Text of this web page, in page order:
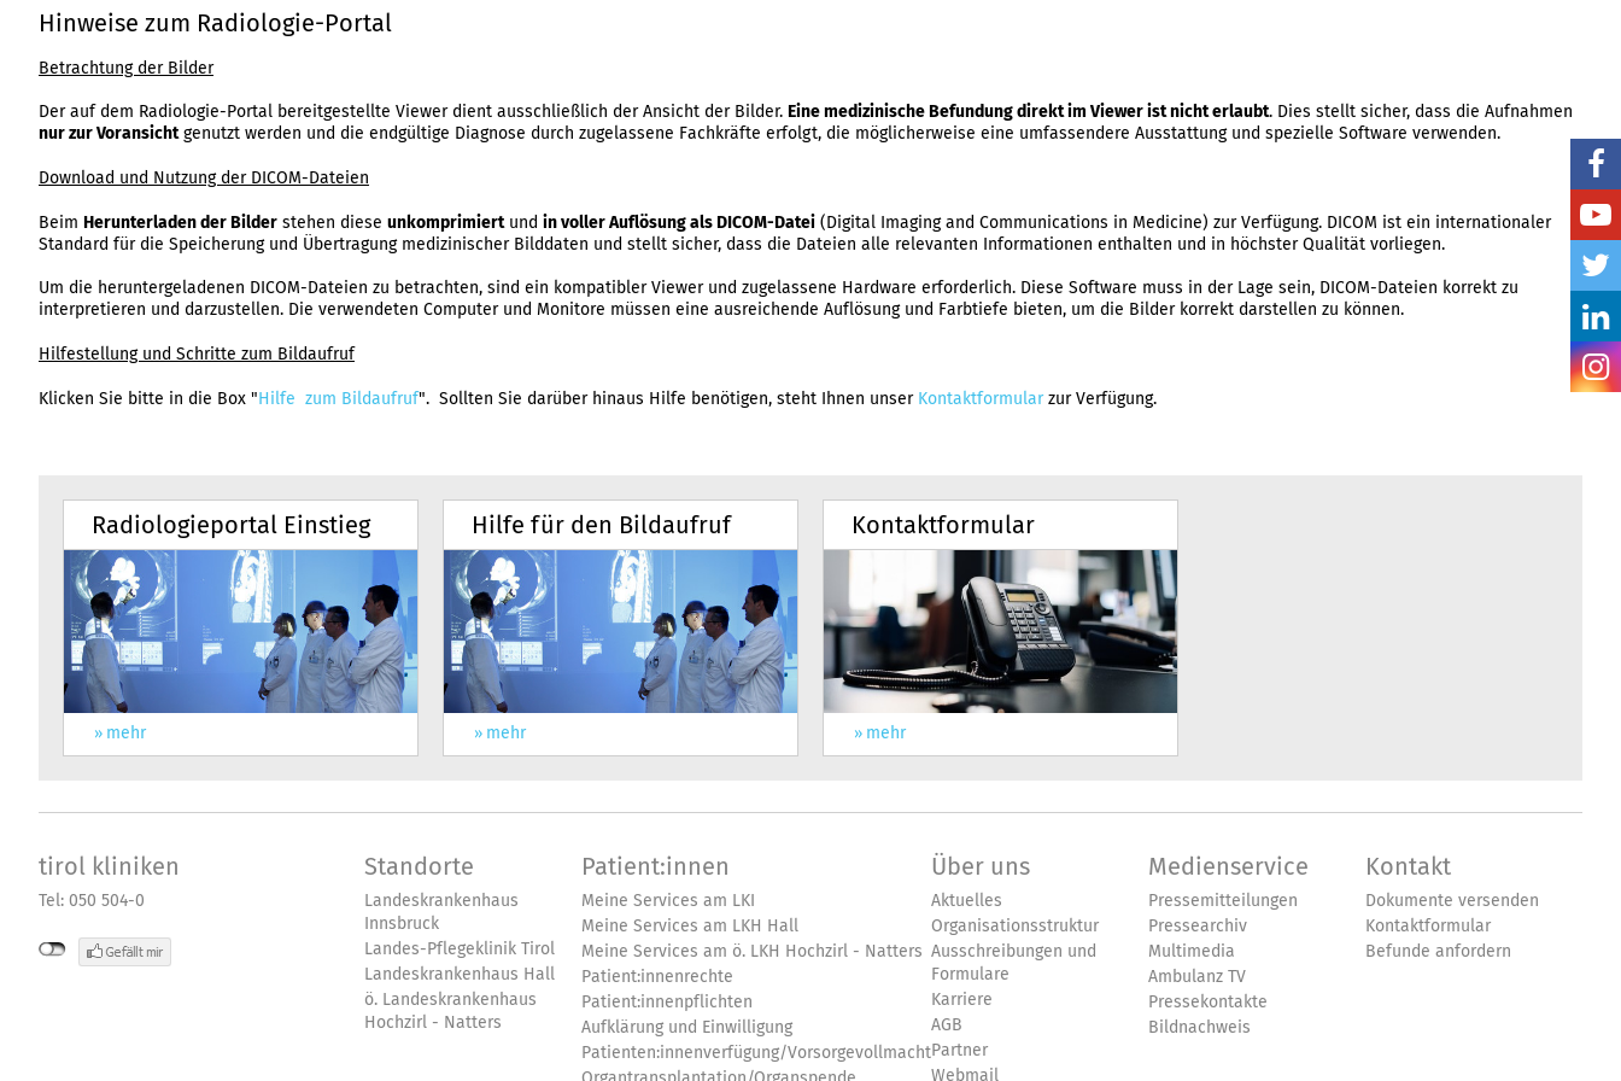
Hinweise zum Radiologie-Portal
Betrachtung der Bilder
Der auf dem Radiologie-Portal bereitgestellte Viewer dient ausschließlich der Ansicht der Bilder. Eine medizinische Befundung direkt im Viewer ist nicht erlaubt. Dies stellt sicher, dass die Aufnahmen
nur zur Voransichtgenutzt werden und die endgültige Diagnose durch zugelassene Fachkräfte erfolgt, die möglicherweise eine umfassendere Ausstattung und spezielle Software verwenden.
Download und Nutzung der DICOM-Dateien
Beim Herunterladen der Bilder stehen diese unkomprimiertund in voller Auflösung als DICOM-Datei (Digital Imaging and Communications in Medicine) zur Verfügung. DICOM ist ein internationaler
Standard für die Speicherung und Übertragung medizinischer Bilddaten und stellt sicher, dass die Dateien alle relevanten Informationen enthalten und in höchster Qualität vorliegen.
Um die heruntergeladenen DICOM-Dateien zu betrachten, sind ein kompatibler Viewer und zugelassene Hardware erforderlich. Diese Software muss in der Lage sein, DICOM-Dateien korrekt zu
interpretieren und darzustellen. Die verwendeten Computer und Monitore müssen eine ausreichende Auflösung und Farbtiefe bieten, um die Bilder korrekt darstellen zu können.
Hilfestellung und Schritte zum Bildaufruf
Klicken Sie bitte in die Box "Hilfe zum Bildaufruf". Sollten Sie darüber hinaus Hilfe benötigen, steht Ihnen unser Kontaktformularzur Verfügung.
Radiologieportal Einstieg
mehr
Hilfe für den Bildaufruf
mehr
Kontaktformular
mehr
tirol kliniken
Tel: 050 504-0
Standorte
Landeskrankenhaus
Innsbruck
Landes-Pflegeklinik Tirol
Landeskrankenhaus Hall
ö. Landeskrankenhaus
Hochzirl - Natters
Patient:innen
Meine Services am LKI
Meine Services am LKH Hall
Meine Services am ö. LKH Hochzirl - Natters
Patient:innenrechte
Patient:innenpflichten
Aufklärung und Einwilligung
Patienten:innenverfügung/Vorsorgevollmacht
Über uns
Aktuelles
Organisationsstruktur
Ausschreibungen und
Formulare
Karriere
AGB
Partner
Webmail
Medienservice
Pressemitteilungen
Pressearchiv
Multimedia
Ambulanz TV
Pressekontakte
Bildnachweis
Kontakt
Dokumente versenden
Kontaktformular
Befunde anfordern